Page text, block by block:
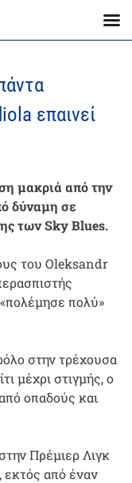
επαινεί
μακριά από την
δύναμη σε
των Sky Blues.
του Oleksandr
πολύ»
στην τρέχουσα
μέχρι στιγμής, ο
οπαδούς και
Πρέμιερ Λιγκ
εκτός από έναν